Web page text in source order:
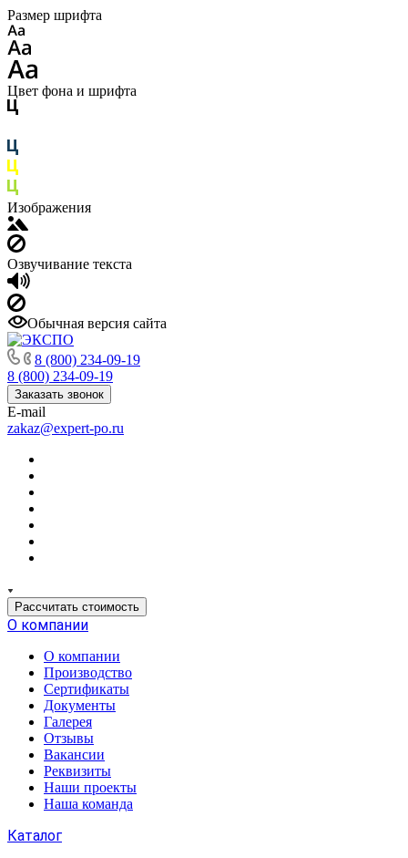
Размер шрифта
Цвет фона и шрифта
Изображения
Озвучивание текста
Обычная версия сайта
8 (800) 234-09-19
8 (800) 234-09-19
Заказать звонок
E-mail
zakaz@expert-po.ru
Рассчитать стоимость
О компании
О компании
Производство
Сертификаты
Документы
Галерея
Отзывы
Вакансии
Реквизиты
Наши проекты
Наша команда
Каталог